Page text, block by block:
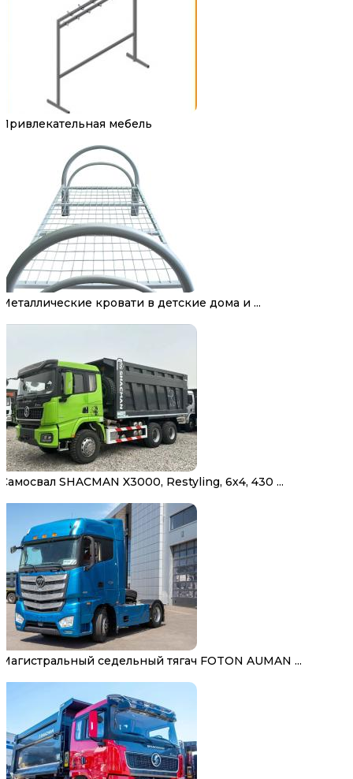
Привлекательная мебель
Металлические кровати в детские дома и ...
Самосвал SHACMAN X3000, Restyling, 6х4, 430 ...
Магистральный седельный тягач FOTON AUMAN ...